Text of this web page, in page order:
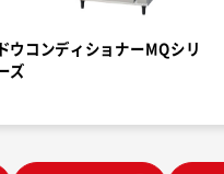
ウコンディショナーMQシリ
ズ